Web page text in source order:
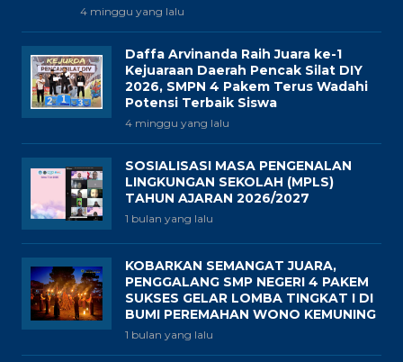
4 minggu yang lalu
Daffa Arvinanda Raih Juara ke-1
Kejuaraan Daerah Pencak Silat DIY
2026, SMPN 4 Pakem Terus Wadahi
Potensi Terbaik Siswa
4 minggu yang lalu
SOSIALISASI MASA PENGENALAN
LINGKUNGAN SEKOLAH (MPLS)
TAHUN AJARAN 2026/2027
1 bulan yang lalu
KOBARKAN SEMANGAT JUARA,
PENGGALANG SMP NEGERI 4 PAKEM
SUKSES GELAR LOMBA TINGKAT I DI
BUMI PEREMAHAN WONO KEMUNING
1 bulan yang lalu